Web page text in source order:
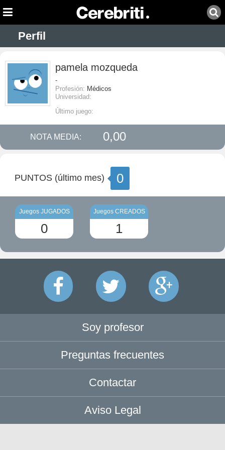
Perfil
pamela mozqueda
-
Profesión: Médicos
Universidad:
Último juego:
NOTA MEDIA: 0,00
PUNTOS (último mes) 0
Juegos JUGADOS
0
Juegos CREADOS
1
Soy profesor
Preguntas frecuentes
Contactar
Aviso Legal